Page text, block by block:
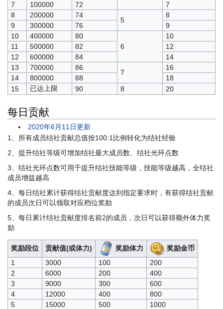
7
100000 72
7
8
200000 74
5
8
9
300000 76
9
10
400000
80
6
10
11
500000 82
12
12
600000 84
14
13
700000 86
7
16
14
800000 88
18
15
已达上限 90 8 20
每日贡献
2020年6月11日更新
1、所有成员结社贡献总值按100:1比例转化为结社经验
2、提升结社等级可增加结社最大成员数、结社光环点数
3、结社光环点数可用于提升结社技能等级，技能等级越高，全结社
成员增益越高
4、每日结社累计获得结社贡献度达到指定要求时，有获得结社贡献
的成员次日可以领取对应档位奖励
5、每日累计结社贡献度排名前2的成员，次日可以获得额外体力奖
励
奖励段位 贡献值(或体力) 奖励体力
奖励金币
1
3000 100
200
2
6000 200
400
3
9000 300
600
4
12000 400
800
5
15000 500
1000